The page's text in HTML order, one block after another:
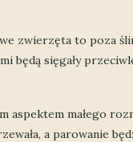
zwierzęta to poza
będą sięgały
aspektem małego
a parowanie